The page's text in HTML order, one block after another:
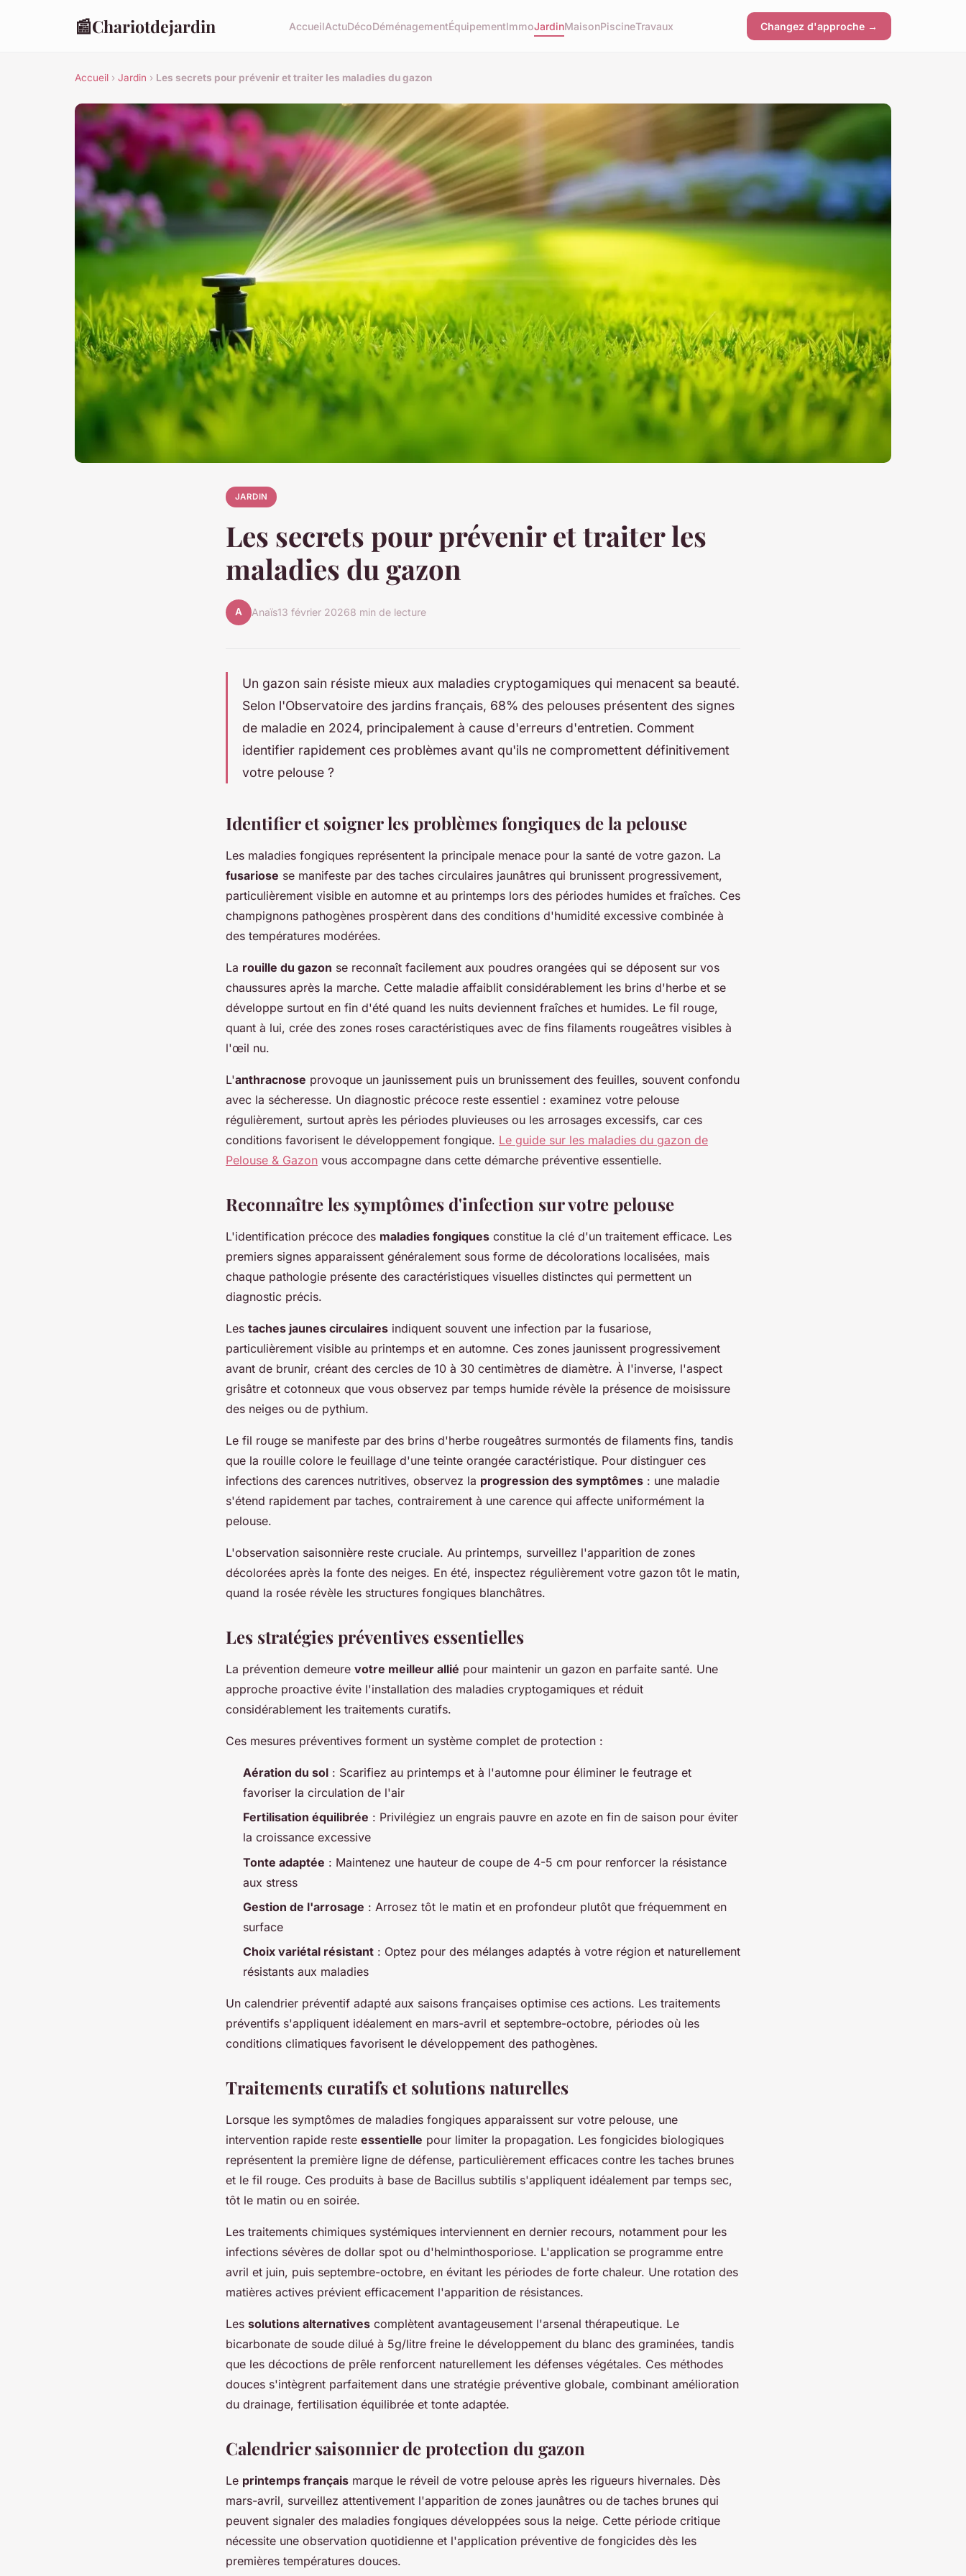
📰Chariotdejardin AccueilActuDécoDéménagementÉquipementImmoJardinMaisonPiscineTravaux Changez d'approche →
Accueil › Jardin › Les secrets pour prévenir et traiter les maladies du gazon
JARDIN
Les secrets pour prévenir et traiter les
maladies du gazon
A Anaïs13 février 20268 min de lecture
Un gazon sain résiste mieux aux maladies cryptogamiques qui menacent sa beauté.
Selon l'Observatoire des jardins français, 68% des pelouses présentent des signes
de maladie en 2024, principalement à cause d'erreurs d'entretien. Comment
identifier rapidement ces problèmes avant qu'ils ne compromettent définitivement
votre pelouse ?
Identifier et soigner les problèmes fongiques de la pelouse
Les maladies fongiques représentent la principale menace pour la santé de votre gazon. La
fusariose se manifeste par des taches circulaires jaunâtres qui brunissent progressivement,
particulièrement visible en automne et au printemps lors des périodes humides et fraîches. Ces
champignons pathogènes prospèrent dans des conditions d'humidité excessive combinée à
des températures modérées.
La rouille du gazon se reconnaît facilement aux poudres orangées qui se déposent sur vos
chaussures après la marche. Cette maladie affaiblit considérablement les brins d'herbe et se
développe surtout en fin d'été quand les nuits deviennent fraîches et humides. Le fil rouge,
quant à lui, crée des zones roses caractéristiques avec de fins filaments rougeâtres visibles à
l'œil nu.
L'anthracnose provoque un jaunissement puis un brunissement des feuilles, souvent confondu
avec la sécheresse. Un diagnostic précoce reste essentiel : examinez votre pelouse
régulièrement, surtout après les périodes pluvieuses ou les arrosages excessifs, car ces
conditions favorisent le développement fongique. Le guide sur les maladies du gazon de
Pelouse & Gazon vous accompagne dans cette démarche préventive essentielle.
Reconnaître les symptômes d'infection sur votre pelouse
L'identification précoce des maladies fongiques constitue la clé d'un traitement efficace. Les
premiers signes apparaissent généralement sous forme de décolorations localisées, mais
chaque pathologie présente des caractéristiques visuelles distinctes qui permettent un
diagnostic précis.
Les taches jaunes circulaires indiquent souvent une infection par la fusariose,
particulièrement visible au printemps et en automne. Ces zones jaunissent progressivement
avant de brunir, créant des cercles de 10 à 30 centimètres de diamètre. À l'inverse, l'aspect
grisâtre et cotonneux que vous observez par temps humide révèle la présence de moisissure
des neiges ou de pythium.
Le fil rouge se manifeste par des brins d'herbe rougeâtres surmontés de filaments fins, tandis
que la rouille colore le feuillage d'une teinte orangée caractéristique. Pour distinguer ces
infections des carences nutritives, observez la progression des symptômes : une maladie
s'étend rapidement par taches, contrairement à une carence qui affecte uniformément la
pelouse.
L'observation saisonnière reste cruciale. Au printemps, surveillez l'apparition de zones
décolorées après la fonte des neiges. En été, inspectez régulièrement votre gazon tôt le matin,
quand la rosée révèle les structures fongiques blanchâtres.
Les stratégies préventives essentielles
La prévention demeure votre meilleur allié pour maintenir un gazon en parfaite santé. Une
approche proactive évite l'installation des maladies cryptogamiques et réduit
considérablement les traitements curatifs.
Ces mesures préventives forment un système complet de protection :
Aération du sol : Scarifiez au printemps et à l'automne pour éliminer le feutrage et
favoriser la circulation de l'air
Fertilisation équilibrée : Privilégiez un engrais pauvre en azote en fin de saison pour éviter
la croissance excessive
Tonte adaptée : Maintenez une hauteur de coupe de 4-5 cm pour renforcer la résistance
aux stress
Gestion de l'arrosage : Arrosez tôt le matin et en profondeur plutôt que fréquemment en
surface
Choix variétal résistant : Optez pour des mélanges adaptés à votre région et naturellement
résistants aux maladies
Un calendrier préventif adapté aux saisons françaises optimise ces actions. Les traitements
préventifs s'appliquent idéalement en mars-avril et septembre-octobre, périodes où les
conditions climatiques favorisent le développement des pathogènes.
Traitements curatifs et solutions naturelles
Lorsque les symptômes de maladies fongiques apparaissent sur votre pelouse, une
intervention rapide reste essentielle pour limiter la propagation. Les fongicides biologiques
représentent la première ligne de défense, particulièrement efficaces contre les taches brunes
et le fil rouge. Ces produits à base de Bacillus subtilis s'appliquent idéalement par temps sec,
tôt le matin ou en soirée.
Les traitements chimiques systémiques interviennent en dernier recours, notamment pour les
infections sévères de dollar spot ou d'helminthosporiose. L'application se programme entre
avril et juin, puis septembre-octobre, en évitant les périodes de forte chaleur. Une rotation des
matières actives prévient efficacement l'apparition de résistances.
Les solutions alternatives complètent avantageusement l'arsenal thérapeutique. Le
bicarbonate de soude dilué à 5g/litre freine le développement du blanc des graminées, tandis
que les décoctions de prêle renforcent naturellement les défenses végétales. Ces méthodes
douces s'intègrent parfaitement dans une stratégie préventive globale, combinant amélioration
du drainage, fertilisation équilibrée et tonte adaptée.
Calendrier saisonnier de protection du gazon
Le printemps français marque le réveil de votre pelouse après les rigueurs hivernales. Dès
mars-avril, surveillez attentivement l'apparition de zones jaunâtres ou de taches brunes qui
peuvent signaler des maladies fongiques développées sous la neige. Cette période critique
nécessite une observation quotidienne et l'application préventive de fongicides dès les
premières températures douces.